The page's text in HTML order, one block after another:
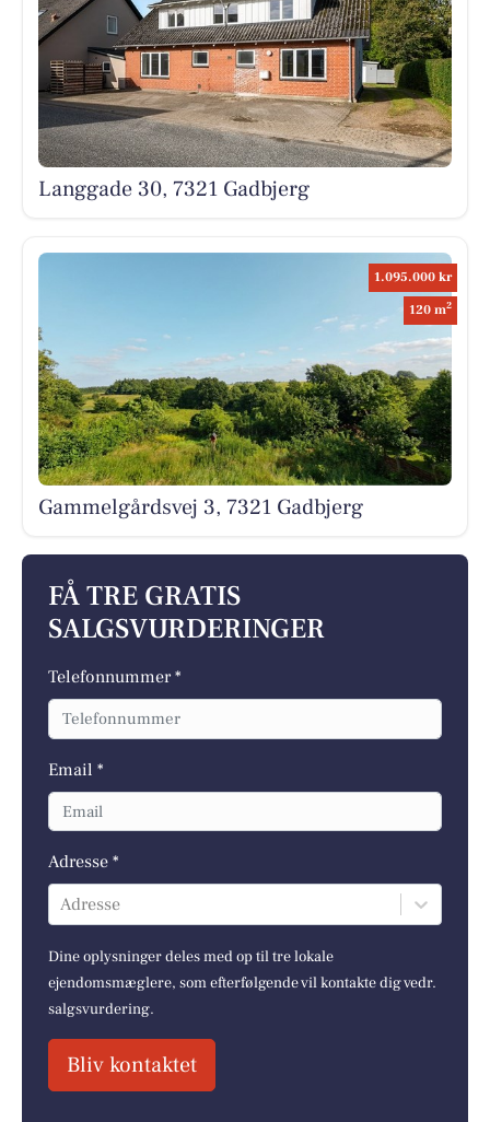
Langgade 30, 7321 Gadbjerg
1.095.000 kr
120 m2
Gammelgårdsvej 3, 7321 Gadbjerg
FÅ TRE GRATIS
SALGSVURDERINGER
Telefonnummer *
Email *
Adresse *
Adresse
Dine oplysninger deles med op til tre lokale
ejendomsmæglere, som efterfølgende vil kontakte dig vedr.
salgsvurdering.
Bliv kontaktet